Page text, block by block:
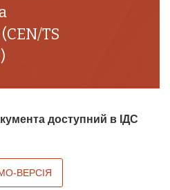
TS
доступний в ІДС
ВЕРСІЯ